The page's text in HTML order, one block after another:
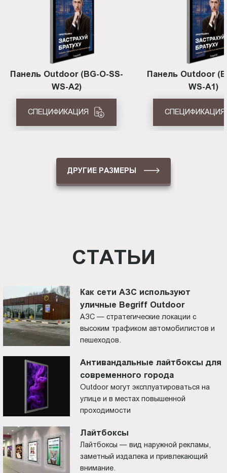
Панель Outdoor (BG-O-SS-
WS-A2)
СПЕЦИФИКАЦИЯ
Панель Outdoor
WS-A1)
СПЕЦИФИКАЦИЯ
ДРУГИЕ РАЗМЕРЫ
СТАТЬИ
Как сети АЗС используют
уличные Begriff Outdoor
АЗС — стратегические локации с
высоким трафиком автомобилистов и
пешеходов.
Антивандальные лайтбоксы для
современного города
Outdoor могут эксплуатироваться на
улице и в местах повышенной
проходимости
Лайтбоксы
Лайтбоксы — вид наружной рекламы,
заметный издалека и привлекающий
внимание.